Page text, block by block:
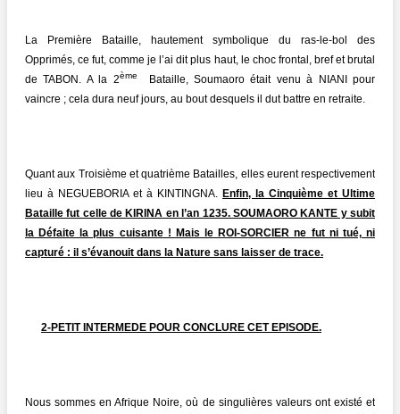
La Première Bataille, hautement symbolique du ras-le-bol des
Opprimés, ce fut, comme je l’ai dit plus haut, le choc frontal, bref et brutal
de TABON. A la 2ème
Bataille, Soumaoro était venu à NIANI pour
vaincre ; cela dura neuf jours, au bout desquels il dut battre en retraite.
Quant aux Troisième et quatrième Batailles, elles eurent respectivement
lieu à NEGUEBORIA et à KINTINGNA. Enfin, la Cinquième et Ultime
Bataille fut celle de KIRINA en l’an 1235. SOUMAORO KANTE y subit
la Défaite la plus cuisante ! Mais le ROI-SORCIER ne fut ni tué, ni
capturé : il s’évanouit dans la Nature sans laisser de trace.
2-PETIT INTERMEDE POUR CONCLURE CET EPISODE.
Nous sommes en Afrique Noire, où de singulières valeurs ont existé et